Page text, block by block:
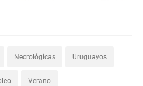
Necrológicas Uruguayos
Verano